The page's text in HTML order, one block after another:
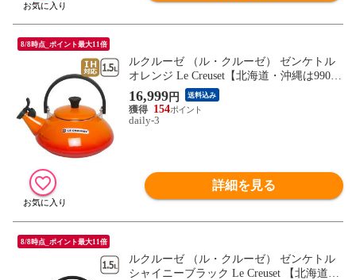
8/8時点_ポイント最大11倍
ルクルーゼ （ル・クルーゼ） ゼンケトル
オレンジ Le Creuset【北海道・沖縄は990円
加算】 lec531
16,999円 送料込み
154
daily-3
詳細を見る
8/8時点_ポイント最大11倍
ルクルーゼ （ル・クルーゼ） ゼンケトル
シャイニーブラック Le Creuset 【北海道・